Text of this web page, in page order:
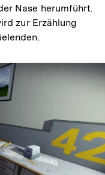
Nase herumführt.
zur Erzählung